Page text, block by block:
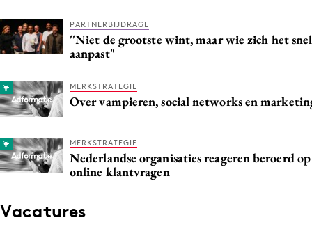
PR
Programmatic
Reputatie & crisis
PARTNERBIJDRAGE
''Niet de grootste wint, maar wie zich het
aanpast"
MERKSTRATEGIE
Over vampieren, social networks en
MERKSTRATEGIE
Nederlandse organisaties reageren beroerd op
online klantvragen
Vacatures